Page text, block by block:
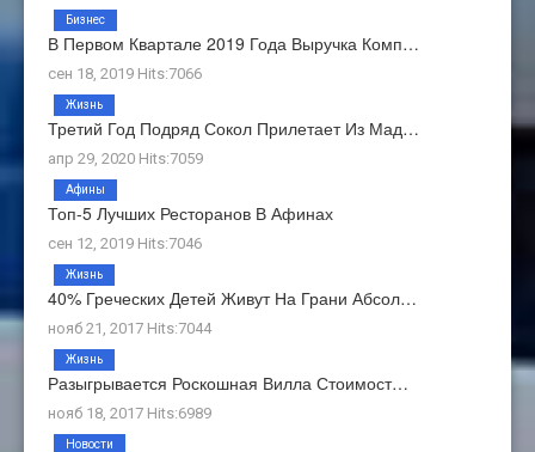
В Первом Квартале 2019 Года Выручка Комп…
сен 18, 2019 Hits:7066
Бизнес
Третий Год Подряд Сокол Прилетает Из Мад…
апр 29, 2020 Hits:7059
Жизнь
Топ-5 Лучших Ресторанов В Афинах
сен 12, 2019 Hits:7046
Афины
40% Греческих Детей Живут На Грани Абсол…
нояб 21, 2017 Hits:7044
Жизнь
Разыгрывается Роскошная Вилла Стоимост…
нояб 18, 2017 Hits:6989
Жизнь
Новости